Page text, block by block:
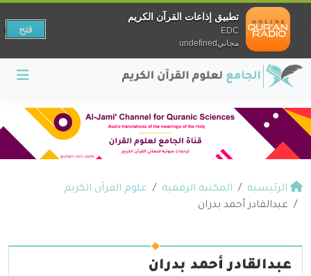
الرئيسية المكتبة الرقمية
علوم القرآن الكريم
عبدالقادر أحمد بدران
عبدالقادر أحمد بدران
تطبيق إذاعات القرآن الكريم
EDC
مجانيundefined
فتح